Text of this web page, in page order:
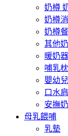
奶樽
奶樽
奶樽
其他
暖奶器
哺乳枕
嬰幼
口水
安撫
母乳餵哺
乳墊